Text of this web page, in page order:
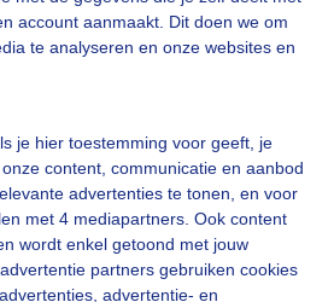
account aanmaakt. Dit doen we om
te analyseren en onze websites en
je hier toestemming voor geeft, je
content, communicatie en aanbod
advertenties te tonen, en voor
met 4 mediapartners. Ook content
wordt enkel getoond met jouw
partners gebruiken cookies
advertentie- en